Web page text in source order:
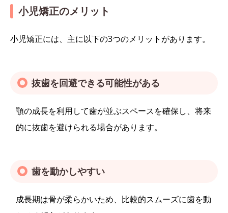
小児矯正のメリット
小児矯正には、主に以下の3つのメリットがあります。
抜歯を回避できる可能性がある
顎の成長を利用して歯が並ぶスペースを確保し、将来
的に抜歯を避けられる場合があります。
歯を動かしやすい
成長期は骨が柔らかいため、比較的スムーズに歯を動